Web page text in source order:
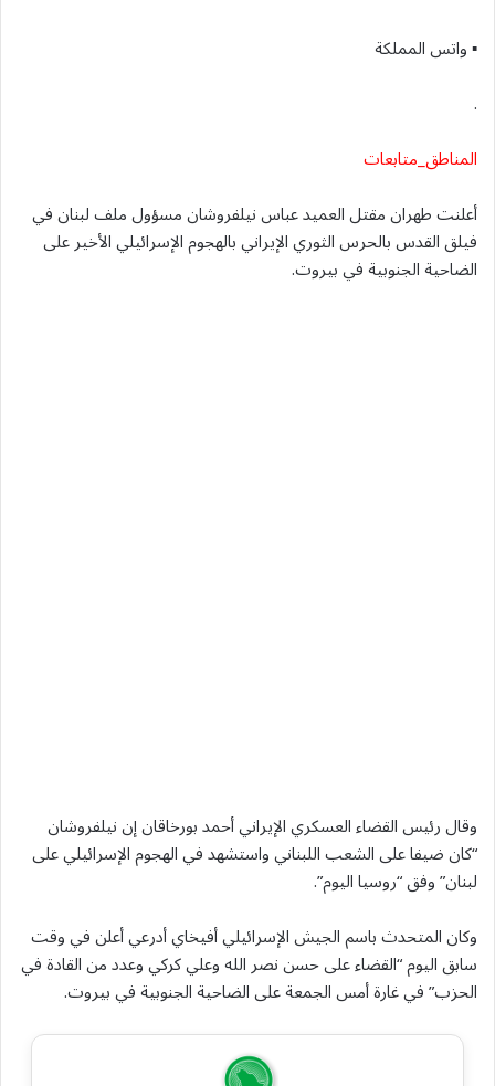
▪︎ واتس المملكة
.
المناطق_متابعات
أعلنت طهران مقتل العميد عباس نيلفروشان مسؤول ملف لبنان في
فيلق القدس بالحرس الثوري الإيراني بالهجوم الإسرائيلي الأخير على
الضاحية الجنوبية في بيروت.
وقال رئيس القضاء العسكري الإيراني أحمد بورخاقان إن نيلفروشان
“كان ضيفا على الشعب اللبناني واستشهد في الهجوم الإسرائيلي على
لبنان” وفق “روسيا اليوم”.
وكان المتحدث باسم الجيش الإسرائيلي أفيخاي أدرعي أعلن في وقت
سابق اليوم “القضاء على حسن نصر الله وعلي كركي وعدد من القادة في
الحزب” في غارة أمس الجمعة على الضاحية الجنوبية في بيروت.